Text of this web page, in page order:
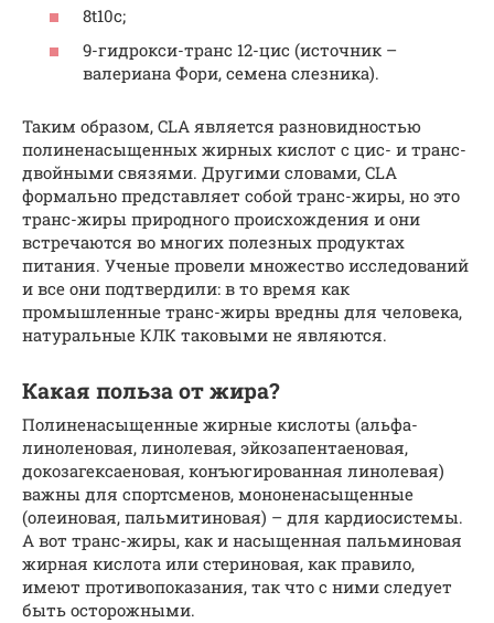
8t10c;
9-гидрокси-транс 12-цис (источник –
валериана Фори, семена слезника).
Таким образом, CLA является разновидностью
полиненасыщенных жирных кислот с цис- и транс-
двойными связями. Другими словами, CLA
формально представляет собой транс-жиры, но это
транс-жиры природного происхождения и они
встречаются во многих полезных продуктах
питания. Ученые провели множество исследований
и все они подтвердили: в то время как
промышленные транс-жиры вредны для человека,
натуральные КЛК таковыми не являются.
Какая польза от жира?
Полиненасыщенные жирные кислоты (альфа-
линоленовая, линолевая, эйкозапентаеновая,
докозагексаеновая, конъюгированная линолевая)
важны для спортсменов, мононенасыщенные
(олеиновая, пальмитиновая) – для кардиосистемы.
А вот транс-жиры, как и насыщенная пальминовая
жирная кислота или стериновая, как правило,
имеют противопоказания, так что с ними следует
быть осторожными.